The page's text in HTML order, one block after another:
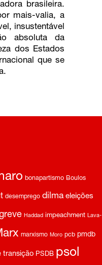
brasileira.
mais-valia, a
insustentável
absoluta da
dos Estados
que se
bonapartismo Boulos
desemprego dilma eleições
Haddad impeachment Lava-
marxismo Moro pcb pmdb
transição PSDB psol